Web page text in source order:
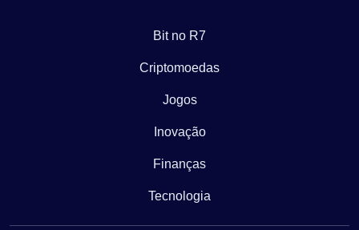
Bit no R7
Criptomoedas
Jogos
Inovação
Finanças
Tecnologia